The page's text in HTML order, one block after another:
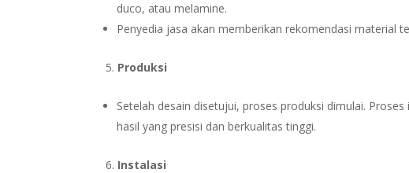
duco, atau melamine.
Penyedia jasa akan memberikan rekomendasi material
Produksi
Setelah desain disetujui, proses produksi dimulai.
hasil yang presisi dan berkualitas tinggi.
Instalasi